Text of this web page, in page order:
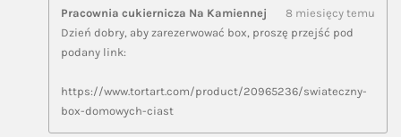
Pracownia cukiernicza Na Kamiennej
8 miesięcy temu
Dzień dobry, aby zarezerwować box, proszę przejść pod
podany link:
https://www.tortart.com/product/20965236/swiateczny-
box-domowych-ciast